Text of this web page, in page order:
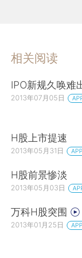
相关阅读
IPO新规久唤难
2013年07月05日
H股上市提速
2013年05月31日
H股前景惨淡
2013年05月03日
万科H股突围
2013年01月25日